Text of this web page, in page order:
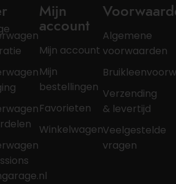
Mijn
account
Mijn account
Mijn
bestellingen
Favorieten
Winkelwagen
Algemene
voorwaarden
Verzending
& levertijd
Veelgestelde
vragen